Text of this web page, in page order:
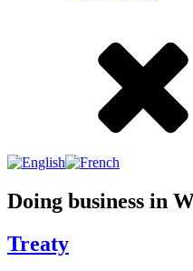
Doing business in
Treaty